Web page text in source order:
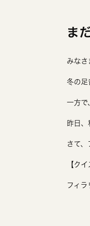
ま
みなさ
冬の足
一方で
昨日、
さて、
【クイ
フィ